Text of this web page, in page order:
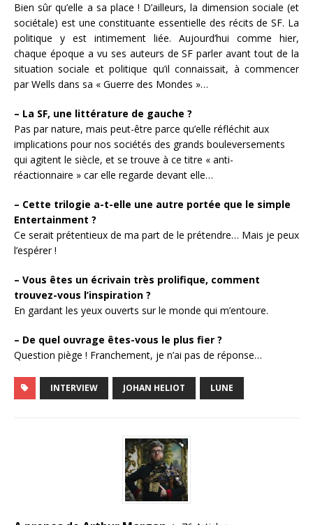
Bien sûr qu’elle a sa place ! D’ailleurs, la dimension sociale (et
sociétale) est une constituante essentielle des récits de SF. La
politique y est intimement liée. Aujourd’hui comme hier,
chaque époque a vu ses auteurs de SF parler avant tout de la
situation sociale et politique qu’il connaissait, à commencer
par Wells dans sa « Guerre des Mondes »…
– La SF, une littérature de gauche ?
Pas par nature, mais peut-être parce qu’elle réfléchit aux
implications pour nos sociétés des grands bouleversements
qui agitent le siècle, et se trouve à ce titre « anti-
réactionnaire » car elle regarde devant elle…
– Cette trilogie a-t-elle une autre portée que le simple
Entertainment ?
Ce serait prétentieux de ma part de le prétendre… Mais je peux
l’espérer !
– Vous êtes un écrivain très prolifique, comment
trouvez-vous l’inspiration ?
En gardant les yeux ouverts sur le monde qui m’entoure.
– De quel ouvrage êtes-vous le plus fier ?
Question piège ! Franchement, je n’ai pas de réponse…
INTERVIEW JOHAN HELIOT LUNE